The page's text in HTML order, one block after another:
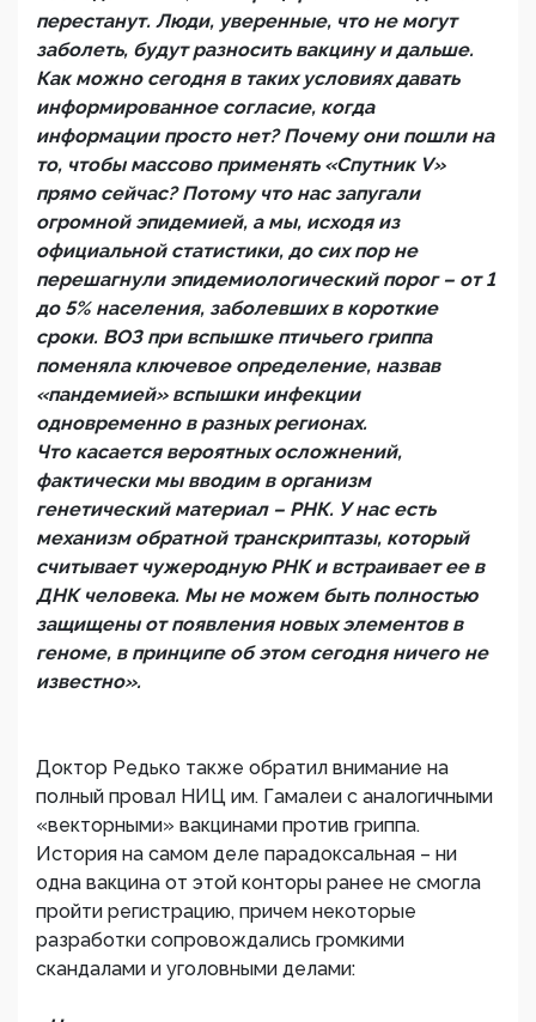
перестанут. Люди, уверенные, что не могут
заболеть, будут разносить вакцину и дальше.
Как можно сегодня в таких условиях давать
информированное согласие, когда
информации просто нет? Почему они пошли на
то, чтобы массово применять «Спутник V»
прямо сейчас? Потому что нас запугали
огромной эпидемией, а мы, исходя из
официальной статистики, до сих пор не
перешагнули эпидемиологический порог – от 1
до 5% населения, заболевших в короткие
сроки. ВОЗ при вспышке птичьего гриппа
поменяла ключевое определение, назвав
«пандемией» вспышки инфекции
одновременно в разных регионах.
Что касается вероятных осложнений,
фактически мы вводим в организм
генетический материал – РНК. У нас есть
механизм обратной транскриптазы, который
считывает чужеродную РНК и встраивает ее в
ДНК человека. Мы не можем быть полностью
защищены от появления новых элементов в
геноме, в принципе об этом сегодня ничего не
известно».
Доктор Редько также обратил внимание на
полный провал НИЦ им. Гамалеи с аналогичными
«векторными» вакцинами против гриппа.
История на самом деле парадоксальная – ни
одна вакцина от этой конторы ранее не смогла
пройти регистрацию, причем некоторые
разработки сопровождались громкими
скандалами и уголовными делами: